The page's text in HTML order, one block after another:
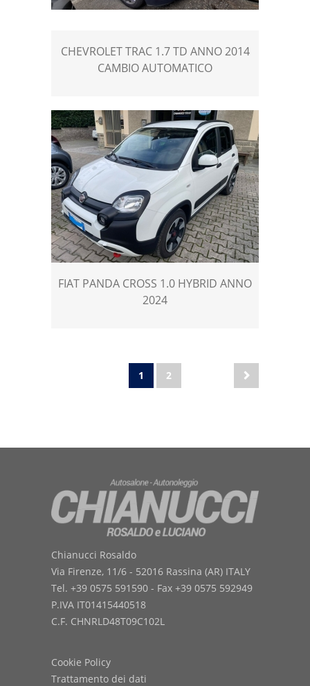
CHEVROLET TRAC 1.7 TD ANNO 2014
CAMBIO AUTOMATICO
FIAT PANDA CROSS 1.0 HYBRID ANNO
2024
1 2
Chianucci Rosaldo
Via Firenze, 11/6 - 52016 Rassina (AR) ITALY
Tel. +39 0575 591590 - Fax +39 0575 592949
P.IVA IT01415440518
C.F. CHNRLD48T09C102L
Cookie Policy
Trattamento dei dati